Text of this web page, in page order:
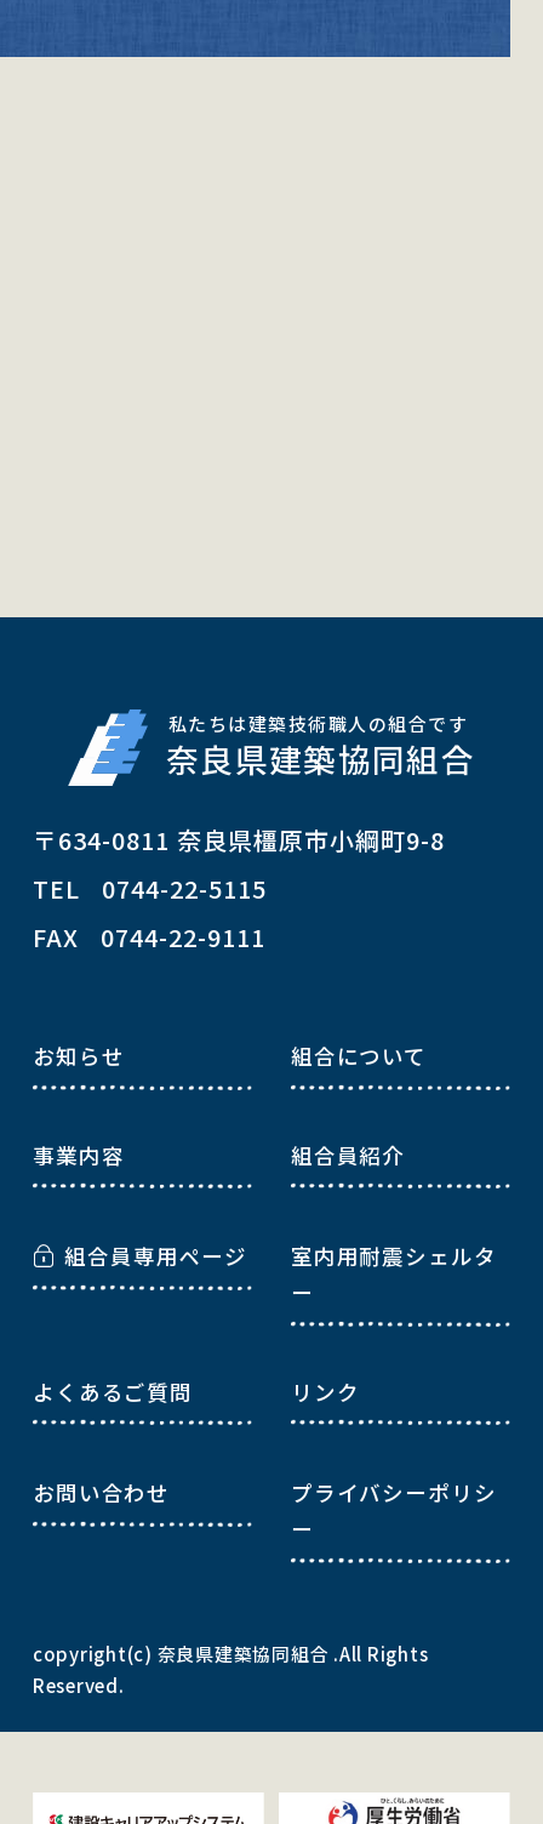
私たちは建築技術職人の組合です
奈良県建築協同組合
〒634-0811 奈良県橿原市小綱町9-8
TEL 0744-22-5115
FAX 0744-22-9111
お知らせ 組合について
事業内容 組合員紹介
組合員専用ページ
室内用耐震シェルタ
ー
よくあるご質問 リンク
お問い合わせ
プライバシーポリシ
ー
copyright(c) 奈良県建築協同組合 .All Rights
Reserved.